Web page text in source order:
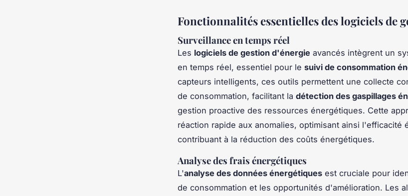
Fonctionnalités essentielles des logiciels de
Surveillance en temps réel
Les logiciels de gestion d'énergie avancés intègrent un
en temps réel, essentiel pour le suivi de consommation
capteurs intelligents, ces outils permettent une collecte
de consommation, facilitant la détection des gaspillages
gestion proactive des ressources énergétiques. Cette
réaction rapide aux anomalies, optimisant ainsi l'efficacité
contribuant à la réduction des coûts énergétiques.
Analyse des frais énergétiques
L'analyse des données énergétiques est cruciale pour
de consommation et les opportunités d'amélioration. Les